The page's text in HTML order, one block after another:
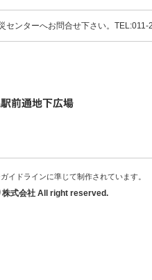
センターへお問合せ下さい。
イドラインに準じて制作されています。
式会社 All right reserved.